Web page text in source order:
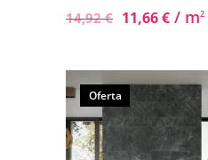
14,92€ 11,66€ / m2
Oferta